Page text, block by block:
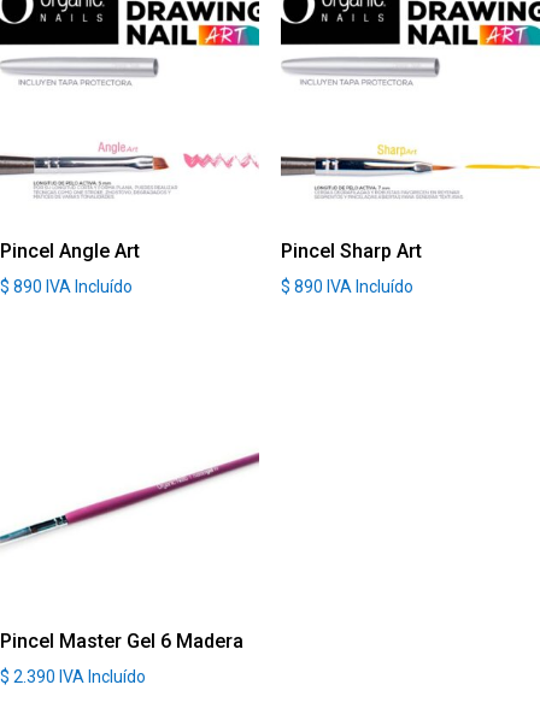
Pincel Angle Art
$ 890 IVA Incluído
Pincel Sharp Art
$ 890 IVA Incluído
Pincel Master Gel 6 Madera
$ 2.390 IVA Incluído